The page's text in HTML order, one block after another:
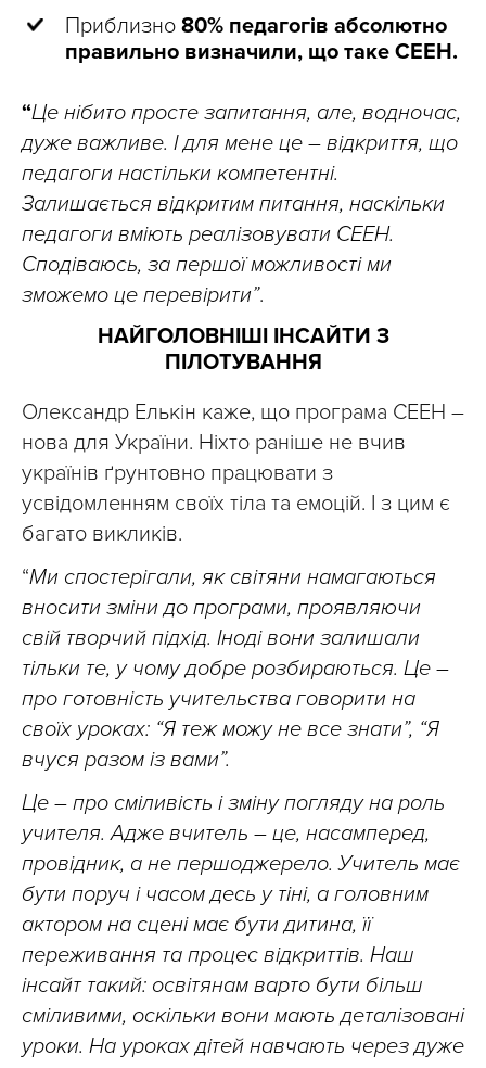
Приблизно 80% педагогів абсолютно
правильно визначили, що таке СЕЕН.
“Це нібито просте запитання, але, водночас,
дуже важливе. І для мене це – відкриття, що
педагоги настільки компетентні.
Залишається відкритим питання, наскільки
педагоги вміють реалізовувати СЕЕН.
Сподіваюсь, за першої можливості ми
зможемо це перевірити”.
НАЙГОЛОВНІШІ ІНСАЙТИ З
ПІЛОТУВАННЯ
Олександр Елькін каже, що програма СЕЕН –
нова для України. Ніхто раніше не вчив
українів ґрунтовно працювати з
усвідомленням своїх тіла та емоцій. І з цим є
багато викликів.
“Ми спостерігали, як світяни намагаються
вносити зміни до програми, проявляючи
свій творчий підхід. Іноді вони залишали
тільки те, у чому добре розбираються. Це –
про готовність учительства говорити на
своїх уроках: “Я теж можу не все знати”, “Я
вчуся разом із вами”.
Це – про сміливість і зміну погляду на роль
учителя. Адже вчитель – це, насамперед,
провідник, а не першоджерело. Учитель має
бути поруч і часом десь у тіні, а головним
актором на сцені має бути дитина, її
переживання та процес відкриттів. Наш
інсайт такий: освітянам варто бути більш
сміливими, оскільки вони мають деталізовані
уроки. На уроках дітей навчають через дуже